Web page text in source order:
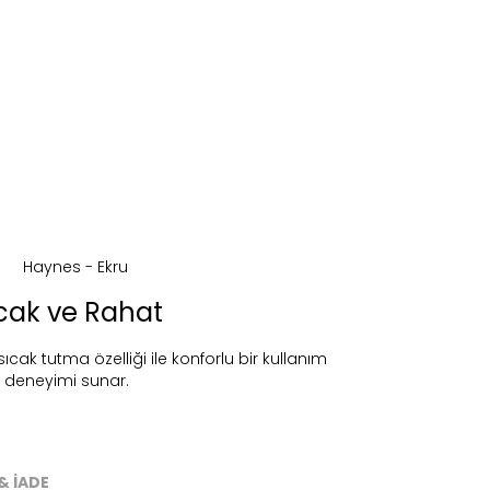
ve Rahat
tutma özelliği ile konforlu bir kullanım
deneyimi sunar.
İADE